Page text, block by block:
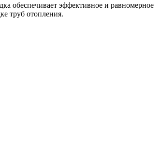
обеспечивает эффективное и равномерное
труб отопления.